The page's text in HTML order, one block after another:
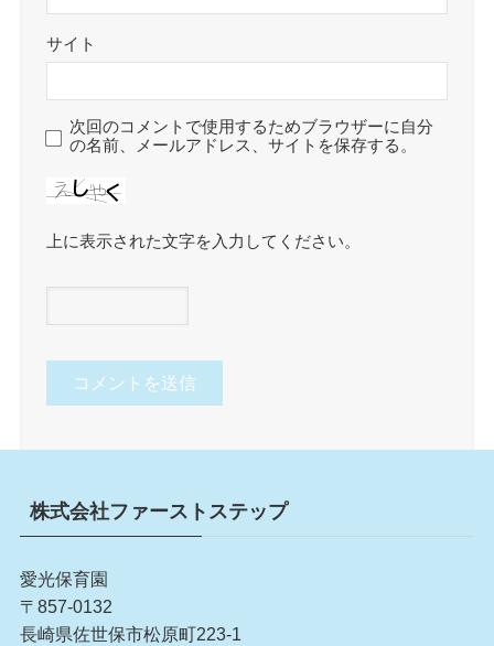
サイト
次回のコメントで使用するためブラウザーに自分
の名前、メールアドレス、サイトを保存する。
上に表示された文字を入力してください。
株式会社ファーストステップ
愛光保育園
〒857-0132
長崎県佐世保市松原町223-1